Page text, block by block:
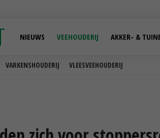
VARKENSHOUDERIJ VLEESVEEHOUDERIJ
NIEUWS VEEHOUDERIJ AKKER- &